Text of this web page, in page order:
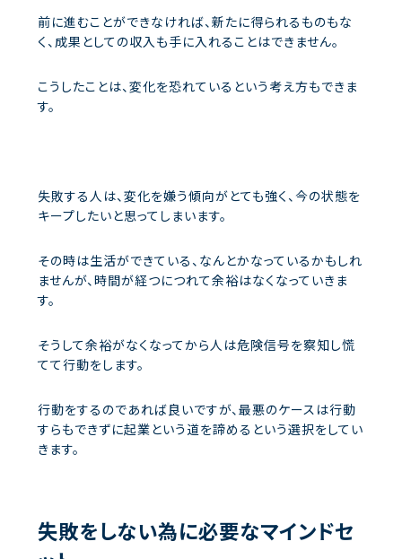
前に進むことができなければ、新たに得られるものもな
く、成果としての収入も手に入れることはできません。
こうしたことは、変化を恐れているという考え方もできま
す。
失敗する人は、変化を嫌う傾向がとても強く、今の状態を
キープしたいと思ってしまいます。
その時は生活ができている、なんとかなっているかもしれ
ませんが、時間が経つにつれて余裕はなくなっていきま
す。
そうして余裕がなくなってから人は危険信号を察知し慌
てて行動をします。
行動をするのであれば良いですが、最悪のケースは行動
すらもできずに起業という道を諦めるという選択をしてい
きます。
失敗をしない為に必要なマインドセ